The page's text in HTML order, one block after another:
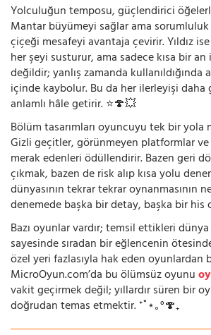
Yolculuğun temposu, güçlendirici
Mantar büyümeyi sağlar ama
çiçeği mesafeyi avantaja çevirir. Yıldız ise
her şeyi susturur, ama sadece kısa bir an
değildir; yanlış zamanda
içinde kaybolur. Bu da her ilerleyişi daha
anlamlı hâle getirir. ⭐🍄💥
Bölüm tasarımları oyuncuyu tek bir yola
Gizli geçitler, görünmeyen platformlar
merak edenleri ödüllendirir. Bazen geri
çıkmak, bazen de risk alıp kısa yolu
dünyasının tekrar tekrar oynanmasının
denemede başka bir detay, başka bir his
Bazı oyunlar vardır; temsil ettikleri dünya
sayesinde sıradan bir eğlencenin
özel yeri fazlasıyla hak eden oyunlardan
MicroOyun.com’da bu ölümsüz oyunu
vakit geçirmek değil; yıllardır süren bir
doğrudan temas etmektir. ⁺˚⋆｡°🍄₊